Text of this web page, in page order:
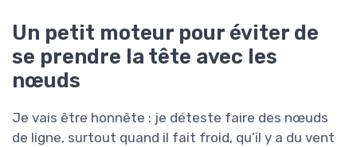
Un petit moteur pour éviter de
se prendre la tête avec les
nœuds
Je vais être honnête : je déteste faire des nœuds
de ligne, surtout quand il fait froid, qu’il y a du vent